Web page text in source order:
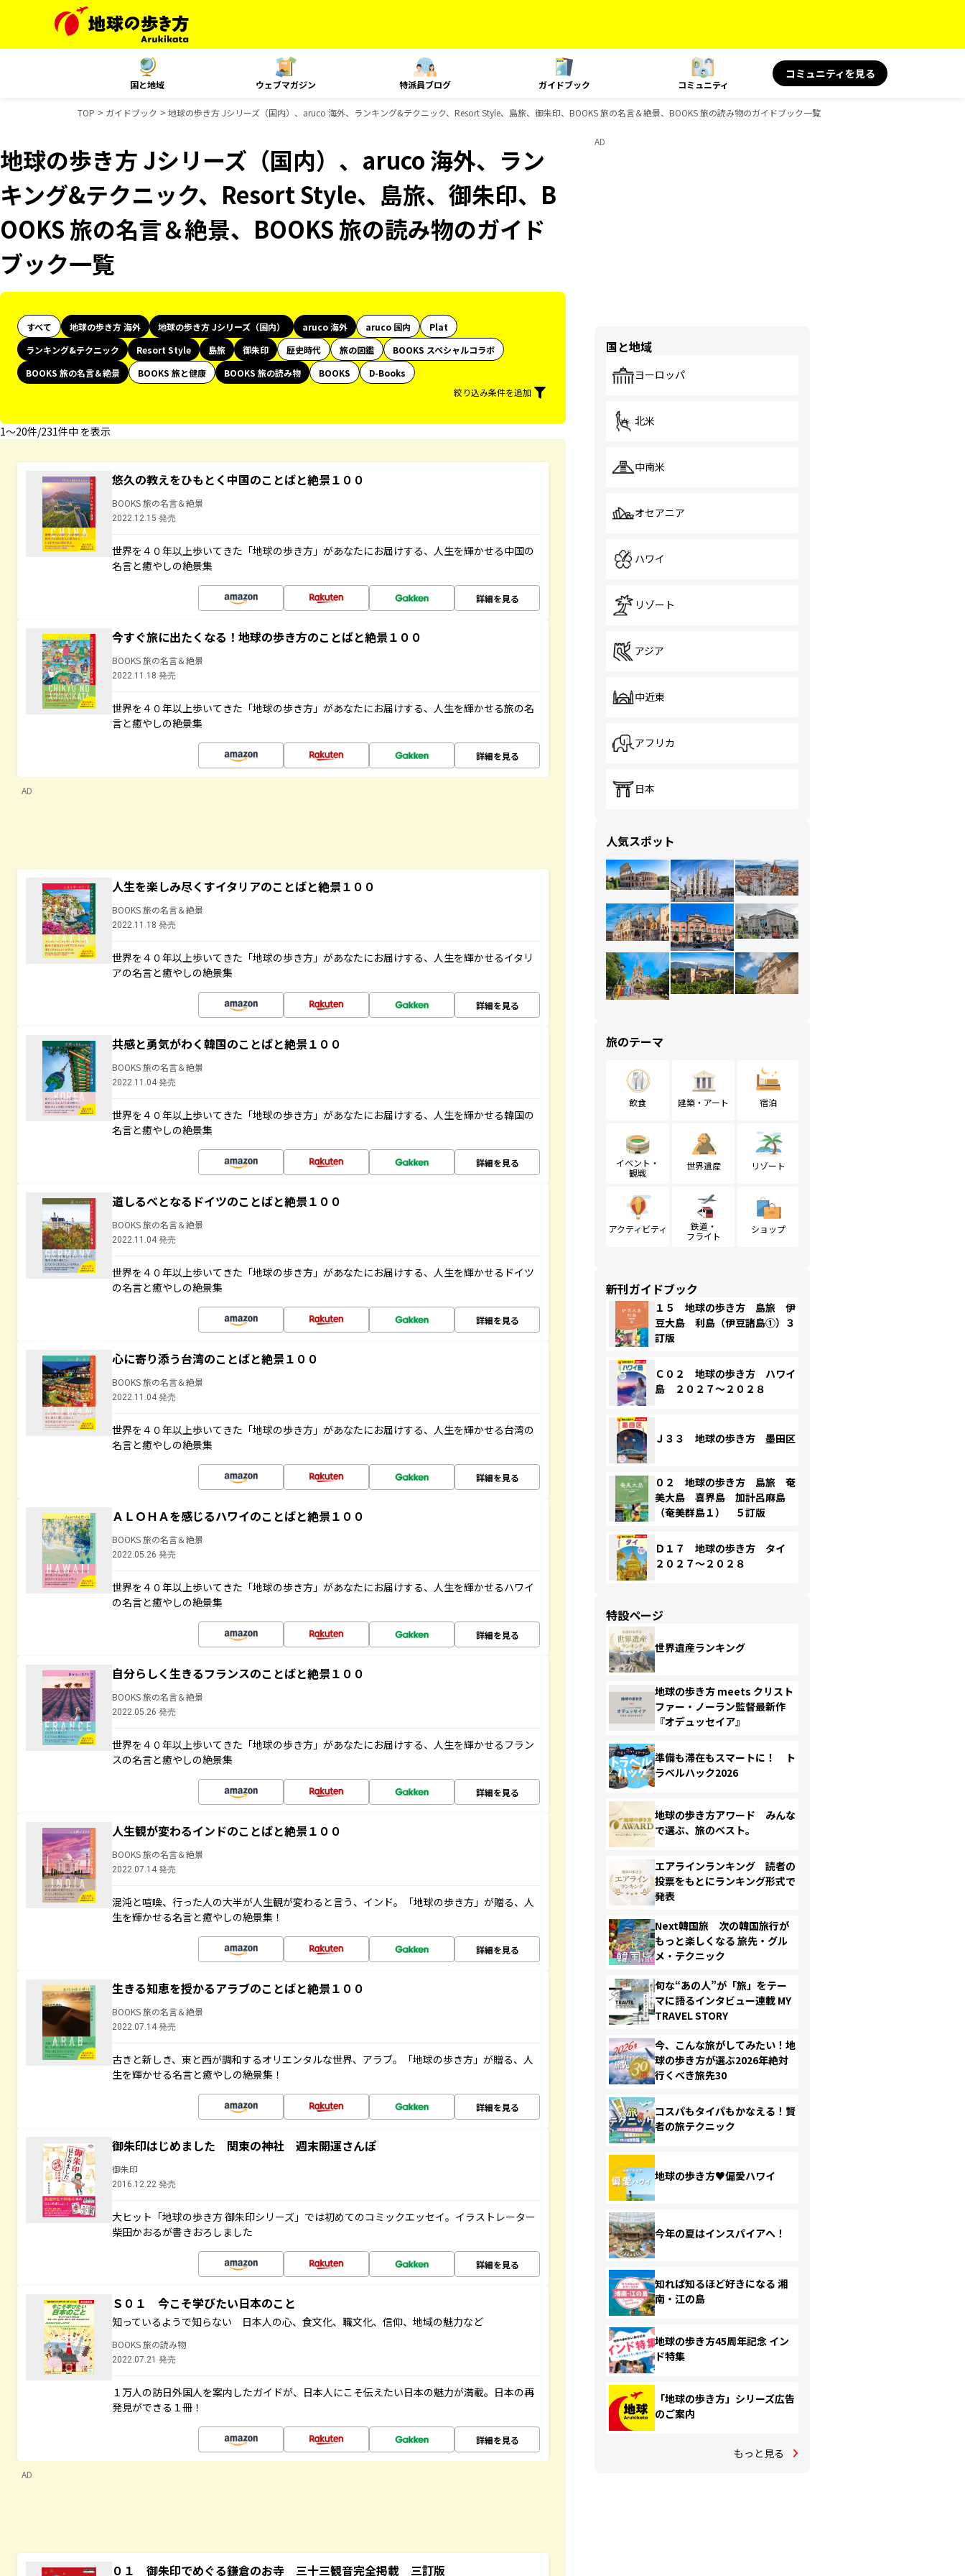
国と地域 ウェブマガジン 特派員ブログ ガイドブック コミュニティ
コミュニティを見る
TOP ガイドブック 地球の歩き方 Jシリーズ（国内）、aruco 海外、ランキング&テクニック、Resort Style、島旅、御朱印、BOOKS 旅の名言＆絶景、BOOKS 旅の読み物のガイドブック一覧
地球の歩き方 Jシリーズ（国内）、aruco 海外、ラン
キング&テクニック、Resort Style、島旅、御朱印、B
OOKS 旅の名言＆絶景、BOOKS 旅の読み物のガイド
ブック一覧
すべて 地球の歩き方 海外 地球の歩き方 Jシリーズ（国内） aruco 海外 aruco 国内
Plat
ランキング&テクニック
Resort Style 島旅 御朱印 歴史時代 旅の図鑑
BOOKS スペシャルコラボ
BOOKS 旅の名言＆絶景
BOOKS 旅と健康 BOOKS 旅の読み物 BOOKS
D-Books
絞り込み条件を追加
1〜20件/231件中 を表示
悠久の教えをひもとく中国のことばと絶景１００
BOOKS 旅の名言＆絶景
2022.12.15 発売
世界を４０年以上歩いてきた「地球の歩き方」があなたにお届けする、人生を輝かせる中国の
名言と癒やしの絶景集
詳細を見る
今すぐ旅に出たくなる！地球の歩き方のことばと絶景１００
BOOKS 旅の名言＆絶景
2022.11.18 発売
世界を４０年以上歩いてきた「地球の歩き方」があなたにお届けする、人生を輝かせる旅の名
言と癒やしの絶景集
詳細を見る
AD
人生を楽しみ尽くすイタリアのことばと絶景１００
BOOKS 旅の名言＆絶景
2022.11.18 発売
世界を４０年以上歩いてきた「地球の歩き方」があなたにお届けする、人生を輝かせるイタリ
アの名言と癒やしの絶景集
詳細を見る
共感と勇気がわく韓国のことばと絶景１００
BOOKS 旅の名言＆絶景
2022.11.04 発売
世界を４０年以上歩いてきた「地球の歩き方」があなたにお届けする、人生を輝かせる韓国の
名言と癒やしの絶景集
詳細を見る
道しるべとなるドイツのことばと絶景１００
BOOKS 旅の名言＆絶景
2022.11.04 発売
世界を４０年以上歩いてきた「地球の歩き方」があなたにお届けする、人生を輝かせるドイツ
の名言と癒やしの絶景集
詳細を見る
心に寄り添う台湾のことばと絶景１００
BOOKS 旅の名言＆絶景
2022.11.04 発売
世界を４０年以上歩いてきた「地球の歩き方」があなたにお届けする、人生を輝かせる台湾の
名言と癒やしの絶景集
詳細を見る
ＡＬＯＨＡを感じるハワイのことばと絶景１００
BOOKS 旅の名言＆絶景
2022.05.26 発売
世界を４０年以上歩いてきた「地球の歩き方」があなたにお届けする、人生を輝かせるハワイ
の名言と癒やしの絶景集
詳細を見る
自分らしく生きるフランスのことばと絶景１００
BOOKS 旅の名言＆絶景
2022.05.26 発売
世界を４０年以上歩いてきた「地球の歩き方」があなたにお届けする、人生を輝かせるフラン
スの名言と癒やしの絶景集
詳細を見る
人生観が変わるインドのことばと絶景１００
BOOKS 旅の名言＆絶景
2022.07.14 発売
混沌と喧噪、行った人の大半が人生観が変わると言う、インド。「地球の歩き方」が贈る、人
生を輝かせる名言と癒やしの絶景集！
詳細を見る
生きる知恵を授かるアラブのことばと絶景１００
BOOKS 旅の名言＆絶景
2022.07.14 発売
古きと新しき、東と西が調和するオリエンタルな世界、アラブ。「地球の歩き方」が贈る、人
生を輝かせる名言と癒やしの絶景集！
詳細を見る
御朱印はじめました 関東の神社 週末開運さんぽ
御朱印
2016.12.22 発売
大ヒット「地球の歩き方 御朱印シリーズ」では初めてのコミックエッセイ。イラストレーター
柴田かおるが書きおろしました
詳細を見る
Ｓ０１ 今こそ学びたい日本のこと
知っているようで知らない 日本人の心、食文化、職文化、信仰、地域の魅力など
BOOKS 旅の読み物
2022.07.21 発売
１万人の訪日外国人を案内したガイドが、日本人にこそ伝えたい日本の魅力が満載。日本の再
発見ができる１冊！
詳細を見る
AD
０１ 御朱印でめぐる鎌倉のお寺 三十三観音完全掲載 三訂版
AD
国と地域
ヨーロッパ
北米
中南米
オセアニア
ハワイ
リゾート
アジア
中近東
アフリカ
日本
人気スポット
旅のテーマ
飲食 建築・アート 宿泊
イベント・
観戦
世界遺産 リゾート
アクティビティ
鉄道・
フライト
ショップ
新刊ガイドブック
１５ 地球の歩き方 島旅 伊
豆大島 利島（伊豆諸島①）３
訂版
Ｃ０２ 地球の歩き方 ハワイ
島 ２０２７～２０２８
Ｊ３３ 地球の歩き方 墨田区
０２ 地球の歩き方 島旅 奄
美大島 喜界島 加計呂麻島
（奄美群島１） ５訂版
Ｄ１７ 地球の歩き方 タイ
２０２７～２０２８
特設ページ
世界遺産ランキング
地球の歩き方 meets クリスト
ファー・ノーラン監督最新作
『オデュッセイア』
準備も滞在もスマートに！ ト
ラベルハック2026
地球の歩き方アワード みんな
で選ぶ、旅のベスト。
エアラインランキング 読者の
投票をもとにランキング形式で
発表
Next韓国旅 次の韓国旅行が
もっと楽しくなる 旅先・グル
メ・テクニック
旬な“あの人”が「旅」をテー
マに語るインタビュー連載 MY
TRAVEL STORY
今、こんな旅がしてみたい！地
球の歩き方が選ぶ2026年絶対
行くべき旅先30
コスパもタイパもかなえる！賢
者の旅テクニック
地球の歩き方♥偏愛ハワイ
今年の夏はインスパイアへ！
知れば知るほど好きになる 湘
南・江の島
地球の歩き方45周年記念 イン
ド特集
「地球の歩き方」シリーズ広告
のご案内
もっと見る